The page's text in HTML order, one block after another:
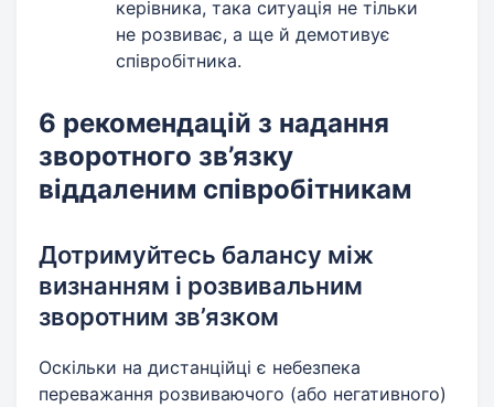
керівника, така ситуація не тільки
не розвиває, а ще й демотивує
співробітника.
6 рекомендацій з надання
зворотного зв’язку
віддаленим співробітникам
Дотримуйтесь балансу між
визнанням і розвивальним
зворотним зв’язком
Оскільки на дистанційці є небезпека
переважання розвиваючого (або негативного)